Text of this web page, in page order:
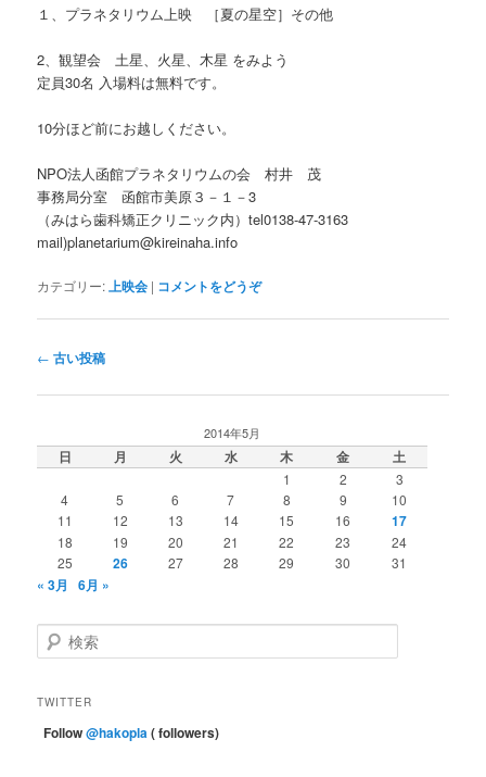
動
１、プラネタリウム上映 ［夏の星空］その他
2、観望会 土星、火星、木星 をみよう
定員30名 入場料は無料です。
10分ほど前にお越しください。
NPO法人函館プラネタリウムの会 村井 茂
事務局分室 函館市美原３－１－3
（みはら歯科矯正クリニック内）tel0138-47-3163
mail)planetarium@kireinaha.info
カテゴリー:上映会 | コメントをどうぞ
投
ナ
ゲ
ー
← 古い投稿
2014年5月
日 月 火 水 木 金 土
1 2
3
4
5 6 7 8 9
10
11
12 13 14 15 16 17
18 19 20 21 22 23
24
25
26 27 28 29 30 31
« 3月 6月 »
検
索
TWITTER
Follow@hakopla( followers)